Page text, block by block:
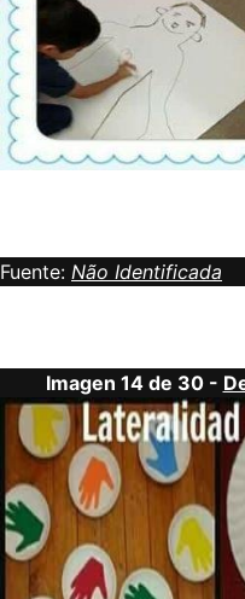
Fuente: Não Identificada
Imagen 14 de 30 -